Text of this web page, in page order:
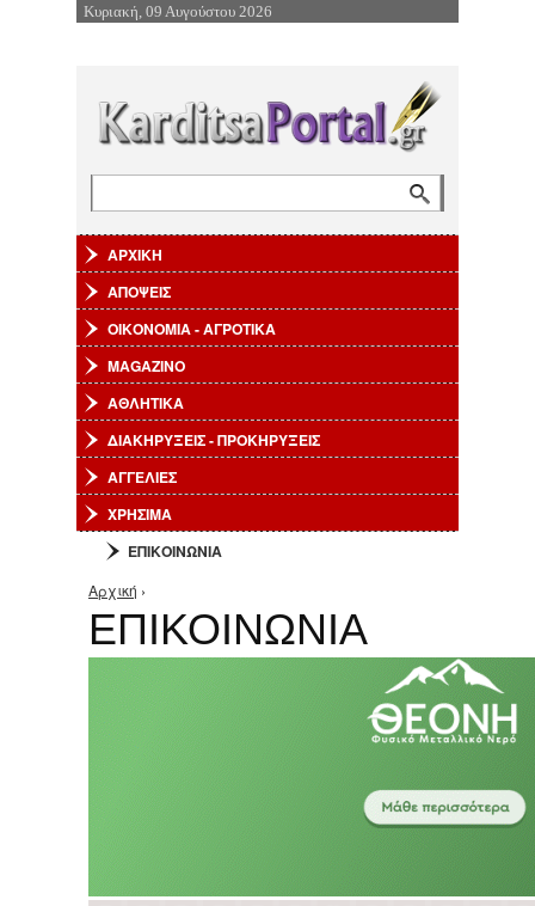
Επιστροφή στην Πλοήγηση
Κυριακή, 09 Αυγούστου 2026
ΑΡΧΙΚΗ
ΑΠΟΨΕΙΣ
ΟΙΚΟΝΟΜΙΑ - ΑΓΡΟΤΙΚΑ
MAGAZINO
ΑΘΛΗΤΙΚΑ
ΔΙΑΚΗΡΥΞΕΙΣ - ΠΡΟΚΗΡΥΞΕΙΣ
ΑΓΓΕΛΙΕΣ
ΧΡΗΣΙΜΑ
ΕΠΙΚΟΙΝΩΝΙΑ
Είστε εδώ
Αρχική ›
ΕΠΙΚΟΙΝΩΝΙΑ